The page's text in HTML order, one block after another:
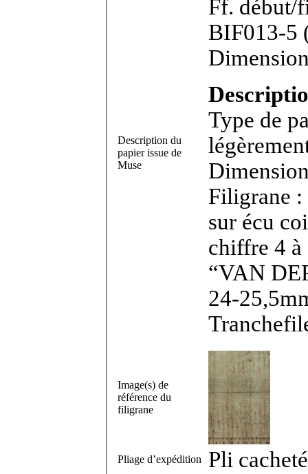
Description du
papier issue de
Muse
Ff. début/
BIF013-5 (sous réserves). Bifeuillet in-4°.
Type de
Dimensions
Filigrane :
sur écu
chiffre 4
“VAN
24-
Image(s) de
référence du
filigrane
Pliage d’expédition Pli cacheté